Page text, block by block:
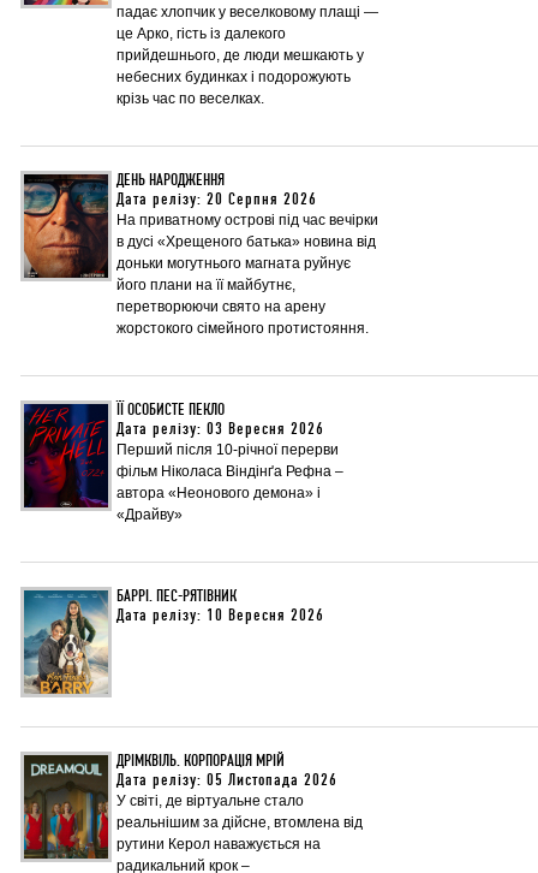
падає хлопчик у веселковому плащі —
це Арко, гість із далекого
прийдешнього, де люди мешкають у
небесних будинках і подорожують
крізь час по веселках.
ДЕНЬ НАРОДЖЕННЯ
Дата релізу: 20 Серпня 2026
На приватному острові під час вечірки
в дусі «Хрещеного батька» новина від
доньки могутнього магната руйнує
його плани на її майбутнє,
перетворюючи свято на арену
жорстокого сімейного протистояння.
ЇЇ ОСОБИСТЕ ПЕКЛО
Дата релізу: 03 Вересня 2026
Перший після 10-річної перерви
фільм Ніколаса Віндінґа Рефна –
автора «Неонового демона» і
«Драйву»
БАРРІ. ПЕС-РЯТІВНИК
Дата релізу: 10 Вересня 2026
ДРІМКВІЛЬ. КОРПОРАЦІЯ МРІЙ
Дата релізу: 05 Листопада 2026
У світі, де віртуальне стало
реальнішим за дійсне, втомлена від
рутини Керол наважується на
радикальний крок –